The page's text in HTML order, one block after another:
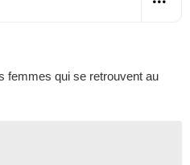
femmes qui se retrouvent au